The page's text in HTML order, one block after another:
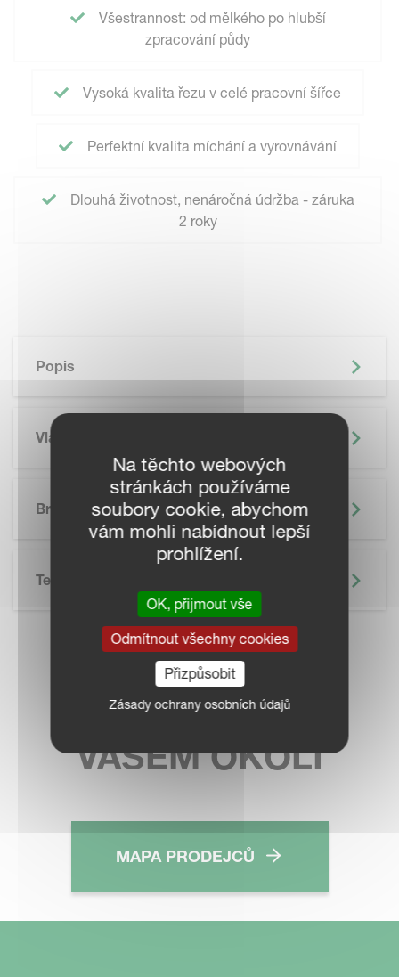
Všestrannost: od mělkého po hlubší
zpracování půdy
Vysoká kvalita řezu v celé pracovní šířce
Perfektní kvalita míchání a vyrovnávání
Dlouhá životnost, nenáročná údržba - záruka
2 roky
Popis
Vlastnosti
Brožura
Technické Údaje
KONTAKTUJTE
PRODEJCE VE
VAŠEM OKOLÍ
MAPA PRODEJCŮ
Na těchto webových
stránkách používáme
soubory cookie, abychom
vám mohli nabídnout lepší
prohlížení.
OK, přijmout vše
Odmítnout všechny cookies
Přizpůsobit
Zásady ochrany osobních údajů